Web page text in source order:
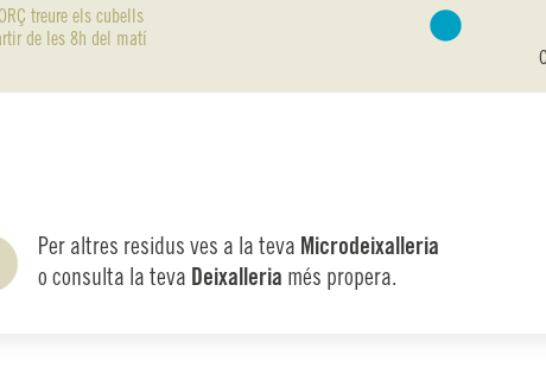
treure els cubells
de les 8h del matí
Per altres residus ves a la teva Microdeixalleria
o consulta la teva Deixalleria més propera.